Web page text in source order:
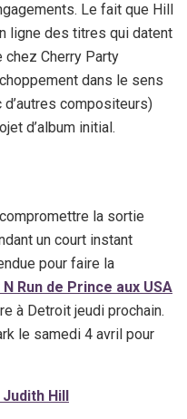
Le fait que Hill
ligne des titres qui datent
Cherry Party
dans le sens
compositeurs)
d’album initial.
la sortie
un court instant
pour faire la
N Run de Prince aux USA
à Detroit jeudi prochain.
le samedi 4 avril pour